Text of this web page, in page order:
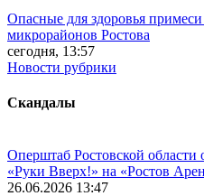
Опасные для здоровья
микрорайонов Ростова
сегодня, 13:57
Новости рубрики
Скандалы
Оперштаб Ростовской
«Руки Вверх!» на «Ростов
26.06.2026 13:47